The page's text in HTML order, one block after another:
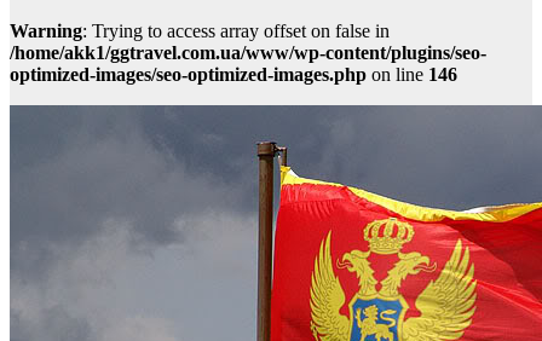
Warning: Trying to access array offset on false in
/home/akk1/ggtravel.com.ua/www/wp-content/plugins/seo-
optimized-images/seo-optimized-images.php on line 146